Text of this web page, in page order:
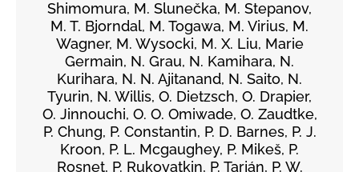
Shimomura, M. Slunečka, M. Stepanov,
M. T. Bjorndal, M. Togawa, M. Virius, M.
Wagner, M. Wysocki, M. X. Liu, Marie
Germain, N. Grau, N. Kamihara, N.
Kurihara, N. N. Ajitanand, N. Saito, N.
Tyurin, N. Willis, O. Dietzsch, O. Drapier,
O. Jinnouchi, O. O. Omiwade, O. Zaudtke,
P. Chung, P. Constantin, P. D. Barnes, P. J.
Kroon, P. L. Mcgaughey, P. Mikeš, P.
Rosnet, P. Rukoyatkin, P. Tarján, P. W.